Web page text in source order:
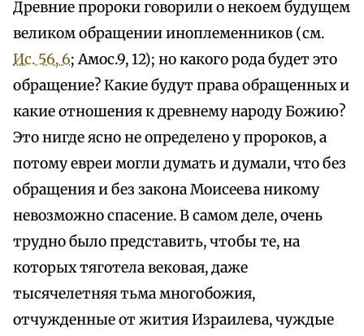
Древние пророки говорили о некоем будущем
великом обращении иноплеменников (см.
Ис. 56, 6; Амос.9, 12); но какого рода будет это
обращение? Какие будут права обращенных и
какие отношения к древнему народу Божию?
Это нигде ясно не определено у пророков, а
потому евреи могли думать и думали, что без
обращения и без закона Моисеева никому
невозможно спасение. В самом деле, очень
трудно было представить, чтобы те, на
которых тяготела вековая, даже
тысячелетняя тьма многобожия,
отчужденные от жития Израилева, чуждые